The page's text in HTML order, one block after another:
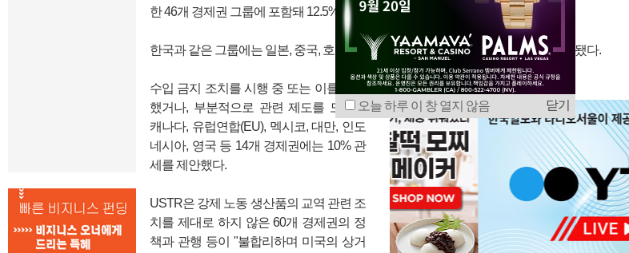
한 46개 경제권 그룹에 포함돼 12.5% 관세가 적용됐다.
한국과 같은 그룹에는 일본, 중국, 호주, 뉴질랜드, 싱가포르, 인도, 베트남 등이 포함됐다.
수입 금지 조치를 시행 중 또는 이를 약속
했거나, 부분적으로 관련 제도를 도입한
캐나다, 유럽연합(EU), 멕시코, 대만, 인도
네시아, 영국 등 14개 경제권에는 10% 관
세를 제안했다.
USTR은 강제 노동 생산품의 교역 관련 조
치를 제대로 하지 않은 60개 경제권의 정
책과 관행 등이 "불합리하며 미국의 상거
오늘 하루 이 창 열지 않음 닫기